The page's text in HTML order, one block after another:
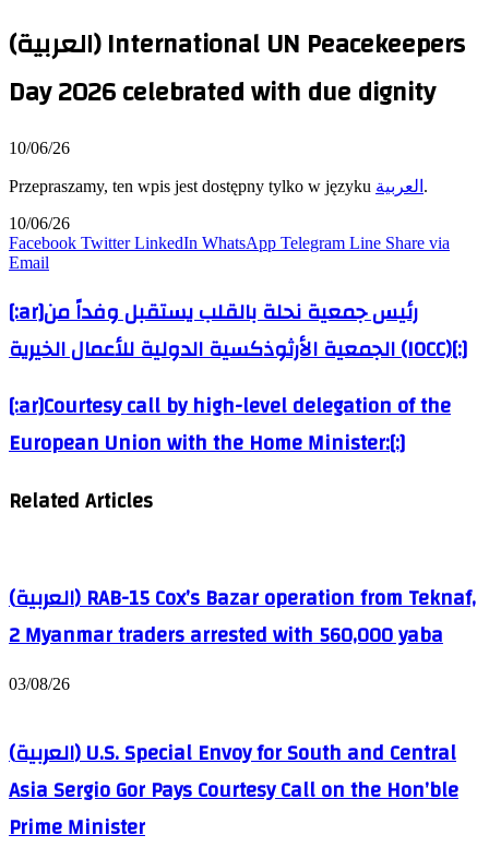
(العربية) International UN Peacekeepers
Day 2026 celebrated with due dignity
10/06/26
Przepraszamy, ten wpis jest dostępny tylko w języku العربية .
10/06/26
Facebook Twitter LinkedIn WhatsApp Telegram Line Share via
Email
[:ar]رئيس جمعية نحلة بالقلب يستقبل وفداً من
الجمعية الأرثوذكسية الدولية للأعمال الخيرية (IOCC)[:]
[:ar]Courtesy call by high-level delegation of the
European Union with the Home Minister:[:]
Related Articles
(العربية) RAB-15 Cox’s Bazar operation from Teknaf,
2 Myanmar traders arrested with 560,000 yaba
03/08/26
(العربية) U.S. Special Envoy for South and Central
Asia Sergio Gor Pays Courtesy Call on the Hon’ble
Prime Minister